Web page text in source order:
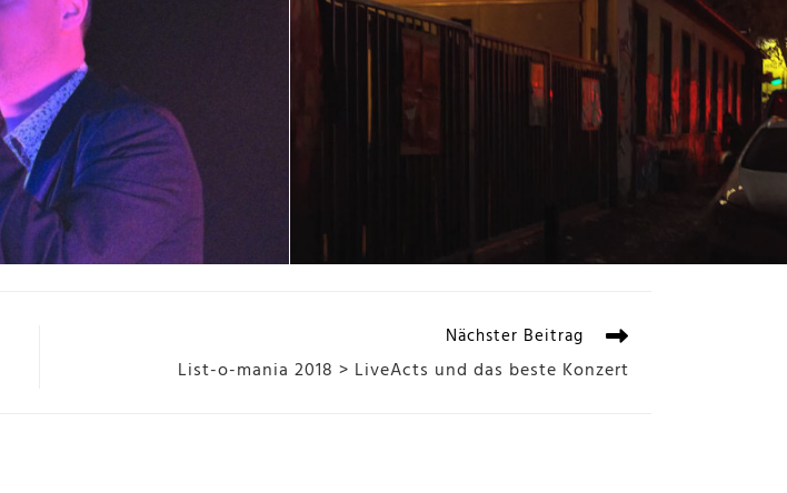
Nächster Beitrag
List-o-mania 2018 > LiveActs und das beste Konzert